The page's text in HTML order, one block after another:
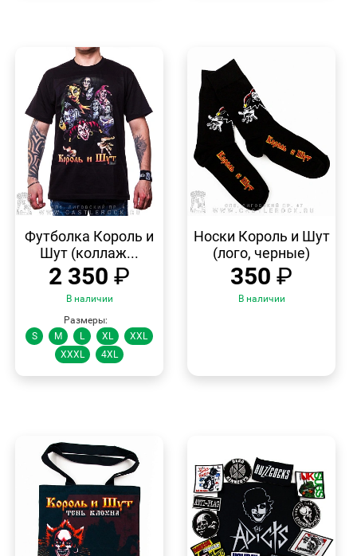
ПРОСМОТР
Футболка Король и
Шут (коллаж...
2 350 ₽
В наличии
Размеры:
S
M L XL
XXL
XXXL
4XL
ПРОСМОТР
Носки Король и Шут
(лого, черные)
350 ₽
В наличии